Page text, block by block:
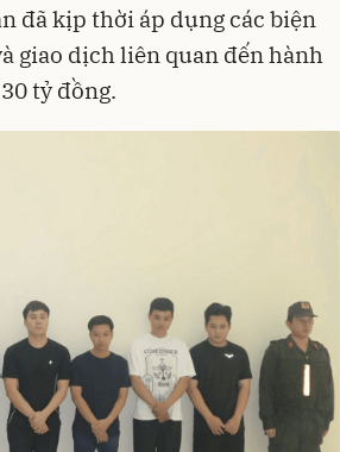
đã kịp thời áp dụng các biện
giao dịch liên quan đến hành
tỷ đồng.